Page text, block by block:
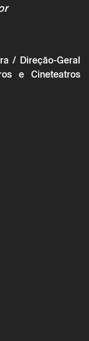
/ Direção-Geral
e Cineteatros